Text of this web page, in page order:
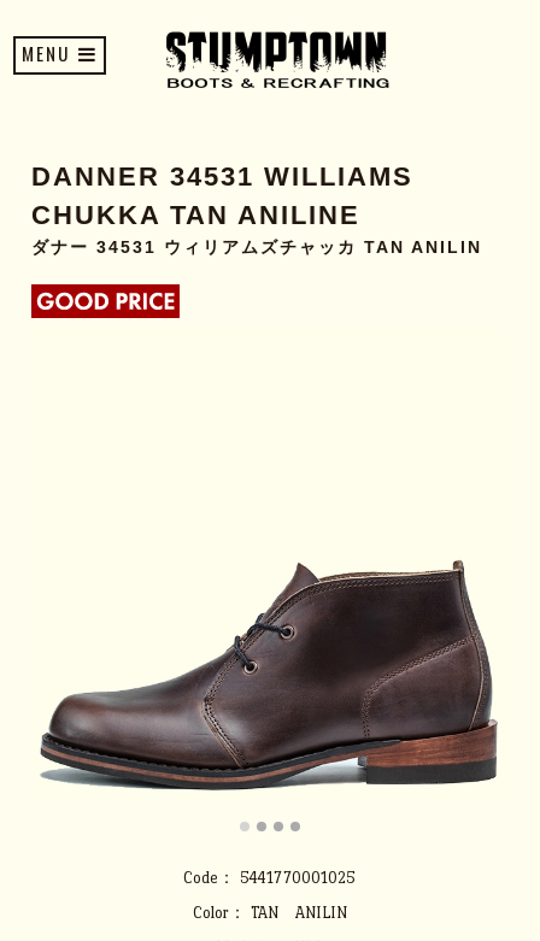
MENU
DANNER 34531 WILLIAMS
CHUKKA TAN ANILINE
ダナー 34531 ウィリアムズチャッカ TAN ANILIN
Code：
5441770001025
Color：
TAN ANILIN